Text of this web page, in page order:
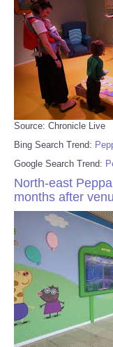
Source: Chronicle Live
Bing Search Trend:
Google Search Trend:
North-east
months after